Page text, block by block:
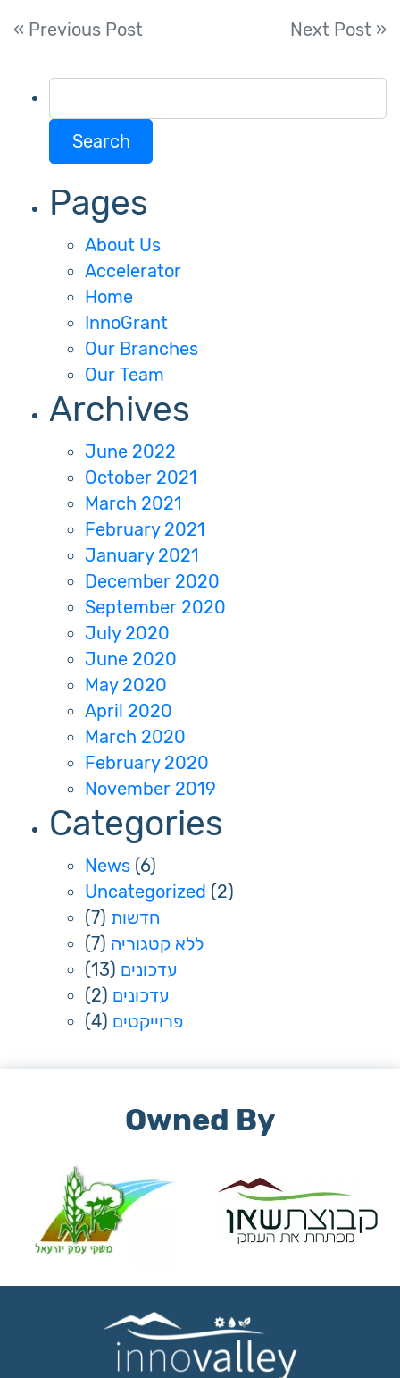
Post
navigation
« Previous Post Next Post »
for:
Pages
About Us
Accelerator
Home
InnoGrant
Our Branches
Our Team
Archives
June 2022
October 2021
March 2021
February 2021
January 2021
December 2020
September 2020
July 2020
June 2020
May 2020
April 2020
March 2020
February 2020
November 2019
Categories
News (6)
Uncategorized (2)
חדשות (7)
ללא קטגוריה (7)
עדכונים (13)
עדכונים (2)
פרוייקטים (4)
Owned By